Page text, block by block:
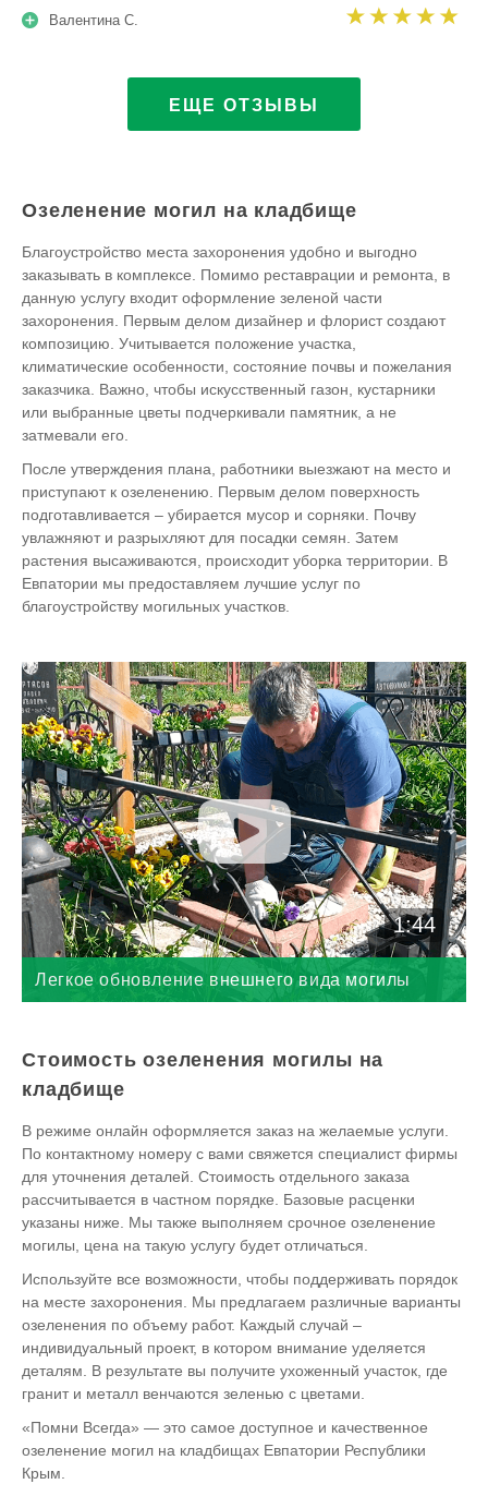
Валентина С.
ЕЩЕ ОТЗЫВЫ
Озеленение могил на кладбище
Благоустройство места захоронения удобно и выгодно
заказывать в комплексе. Помимо реставрации и ремонта, в
данную услугу входит оформление зеленой части
захоронения. Первым делом дизайнер и флорист создают
композицию. Учитывается положение участка,
климатические особенности, состояние почвы и пожелания
заказчика. Важно, чтобы искусственный газон, кустарники
или выбранные цветы подчеркивали памятник, а не
затмевали его.
После утверждения плана, работники выезжают на место и
приступают к озеленению. Первым делом поверхность
подготавливается – убирается мусор и сорняки. Почву
увлажняют и разрыхляют для посадки семян. Затем
растения высаживаются, происходит уборка территории. В
Евпатории мы предоставляем лучшие услуг по
благоустройству могильных участков.
1:44
Легкое обновление внешнего вида могилы
Стоимость озеленения могилы на
кладбище
В режиме онлайн оформляется заказ на желаемые услуги.
По контактному номеру с вами свяжется специалист фирмы
для уточнения деталей. Стоимость отдельного заказа
рассчитывается в частном порядке. Базовые расценки
указаны ниже. Мы также выполняем срочное озеленение
могилы, цена на такую услугу будет отличаться.
Используйте все возможности, чтобы поддерживать порядок
на месте захоронения. Мы предлагаем различные варианты
озеленения по объему работ. Каждый случай –
индивидуальный проект, в котором внимание уделяется
деталям. В результате вы получите ухоженный участок, где
гранит и металл венчаются зеленью с цветами.
«Помни Всегда» — это самое доступное и качественное
озеленение могил на кладбищах Евпатории Республики
Крым.